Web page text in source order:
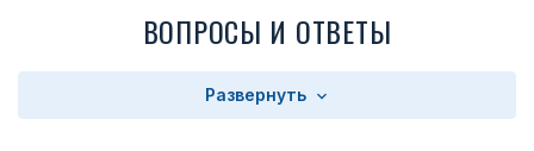
Федерации», под которыми выбивался порядковый номер
были отображены лавровые ветви. Каждый рисунок и
надпись на награде были выполнены рельефными. Медаль
ВОПРОСЫ И ОТВЕТЫ
Развернуть